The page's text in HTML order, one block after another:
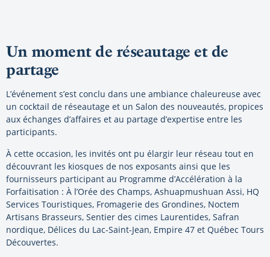
Un moment de réseautage et de
partage
L’événement s’est conclu dans une ambiance chaleureuse avec
un cocktail de réseautage et un Salon des nouveautés, propices
aux échanges d’affaires et au partage d’expertise entre les
participants.
À cette occasion, les invités ont pu élargir leur réseau tout en
découvrant les kiosques de nos exposants ainsi que les
fournisseurs participant au Programme d’Accélération à la
Forfaitisation : À l’Orée des Champs, Ashuapmushuan Assi, HQ
Services Touristiques, Fromagerie des Grondines, Noctem
Artisans Brasseurs, Sentier des cimes Laurentides, Safran
nordique, Délices du Lac-Saint-Jean, Empire 47 et Québec Tours
Découvertes.